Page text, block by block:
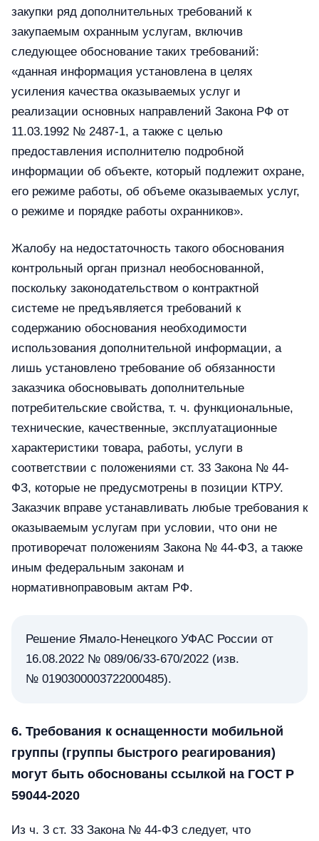
закупки ряд дополнительных требований к
закупаемым охранным услугам, включив
следующее обоснование таких требований:
«данная информация установлена в целях
усиления качества оказываемых услуг и
реализации основных направлений Закона РФ от
11.03.1992 № 2487-1, а также с целью
предоставления исполнителю подробной
информации об объекте, который подлежит охране,
его режиме работы, об объеме оказываемых услуг,
о режиме и порядке работы охранников».
Жалобу на недостаточность такого обоснования
контрольный орган признал необоснованной,
поскольку законодательством о контрактной
системе не предъявляется требований к
содержанию обоснования необходимости
использования дополнительной информации, а
лишь установлено требование об обязанности
заказчика обосновывать дополнительные
потребительские свойства, т. ч. функциональные,
технические, качественные, эксплуатационные
характеристики товара, работы, услуги в
соответствии с положениями ст. 33 Закона № 44-
ФЗ, которые не предусмотрены в позиции КТРУ.
Заказчик вправе устанавливать любые требования к
оказываемым услугам при условии, что они не
противоречат положениям Закона № 44-ФЗ, а также
иным федеральным законам и
нормативноправовым актам РФ.
Решение Ямало-Ненецкого УФАС России от
16.08.2022 № 089/06/33-670/2022 (изв.
№ 0190300003722000485).
6. Требования к оснащенности мобильной
группы (группы быстрого реагирования)
могут быть обоснованы ссылкой на ГОСТ Р
59044-2020
Из ч. 3 ст. 33 Закона № 44-ФЗ следует, что